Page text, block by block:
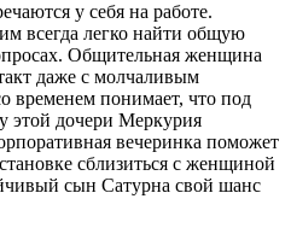
у себя на работе.
всегда легко найти общую
Общительная женщина
даже с молчаливым
временем понимает, что под
этой дочери Меркурия
вечеринка поможет
сблизиться с женщиной
сын Сатурна свой шанс